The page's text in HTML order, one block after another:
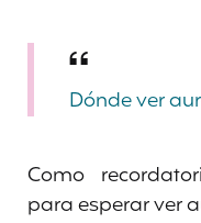
Dónde ver
Como
para esperar ver